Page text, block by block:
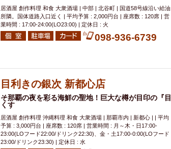
居酒屋 創作料理 和食 大衆酒場 | 中部 | 北谷町 | 国道58号線沿い給油
所隣。国体道路入口近く | 平均予算 : 2,000円台 | 座席数 : 120席 | 営
業時間 : 17:00-24:00(LO23:00) | 定休日 : 火
098-936-6739
目利きの銀次 新都心店
そ那覇の夜を彩る海鮮の聖地！巨大な樽が目印の『
くす
居酒屋 創作料理 沖縄料理 和食 大衆酒場 | 那覇市内 | 新都心 | | 平均
予算 : 3,000円台 | 座席数 : 120席 | 営業時間 : 月～木・日17:00-
23:00(LOフード22:00/ドリンク22:30)、金・土17:00-0:00(LOフード
23:00/ドリンク23:30) | 定休日 : 水